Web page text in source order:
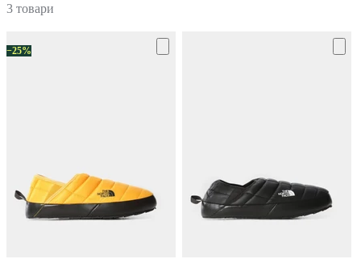
3 товари
−25%